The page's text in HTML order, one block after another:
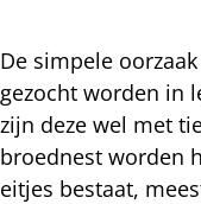
De simpele
gezocht worden in
zijn deze wel met
broednest worden
eitjes bestaat,